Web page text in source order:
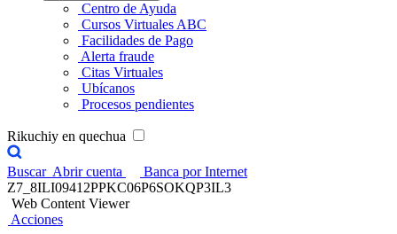
Centro de Ayuda
Cursos Virtuales ABC
Facilidades de Pago
Alerta fraude
Citas Virtuales
Ubícanos
Procesos pendientes
Rikuchiy en quechua
Buscar Abrir cuenta
Banca por Internet
Z7_8ILI09412PPKC06P6SOKQP3IL3
Web Content Viewer
Acciones